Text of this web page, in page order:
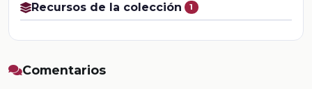
Recursos de la colección 1
Comentarios